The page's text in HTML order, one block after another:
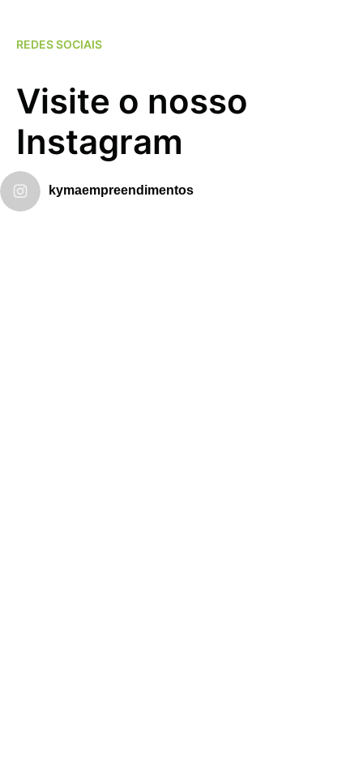
REDES SOCIAIS
Visite o nosso
Instagram
kymaempreendimentos